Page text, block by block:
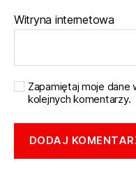
Witryna internetowa
Zapamiętaj moje dane
kolejnych komentarzy.